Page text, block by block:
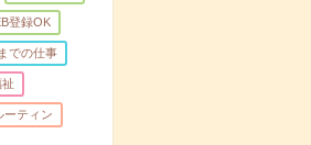
登録OK
での仕事
祉
ーティン